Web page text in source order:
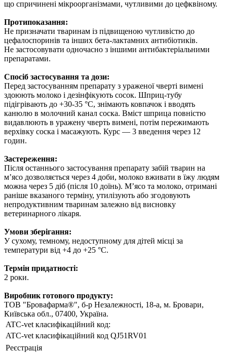
що спричинені мікроорганізмами, чутливими до цефквіному.
Протипоказання:
Не призначати тваринам із підвищеною чутливістю до
цефалоспоринів та інших бета-лактамних антибіотиків.
Не застосовувати одночасно з іншими антибактеріальними
препаратами.
Спосіб застосування та дози:
Перед застосуванням препарату з ураженої чверті вимені
здоюють молоко і дезінфікують сосок. Шприц-тубу
підігрівають до +30-35 °С, знімають ковпачок і вводять
канюлю в молочний канал соска. Вміст шприца повністю
видавлюють в уражену чверть вимені, потім пережимають
верхівку соска і масажують. Курс — 3 введення через 12
годин.
Застереження:
Після останнього застосування препарату забій тварин на
м’ясо дозволяється через 4 доби, молоко вживати в їжу людям
можна через 5 діб (після 10 доїнь). М’ясо та молоко, отримані
раніше вказаного терміну, утилізують або згодовують
непродуктивним тваринам залежно від висновку
ветеринарного лікаря.
Умови зберігання:
У сухому, темному, недоступному для дітей місці за
температури від +4 до +25 °С.
Термін придатності:
2 роки.
Виробник готового продукту:
ТОВ "Бровафарма®", б-р Незалежності, 18-а, м. Бровари,
Київська обл., 07400, Україна.
ATC-vet класифікаційний код:
ATC-vet класифікаційний код QJ51RV01
Реєстрація